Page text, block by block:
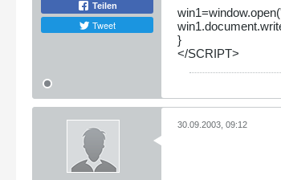
Teilen
Tweet
}
</SCRIPT>
30.09.2003, 09:12